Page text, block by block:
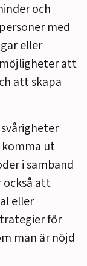
och
med
eller
att
att skapa
ut
i samband
också att
eller
för
man är nöjd